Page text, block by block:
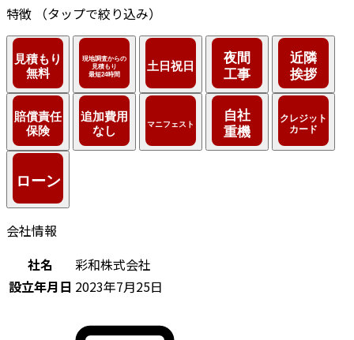
特徴
（タップで絞り込み）
会社情報
社名
彩和株式会社
設立年月日 2023年7月25日